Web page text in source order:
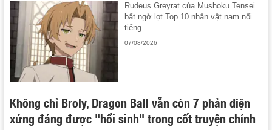
Rudeus Greyrat của Mushoku Tensei
bất ngờ lọt Top 10 nhân vật nam nổi
tiếng ...
07/08/2026
Không chỉ Broly, Dragon Ball vẫn còn 7 phản diện
xứng đáng được "hồi sinh" trong cốt truyện chính